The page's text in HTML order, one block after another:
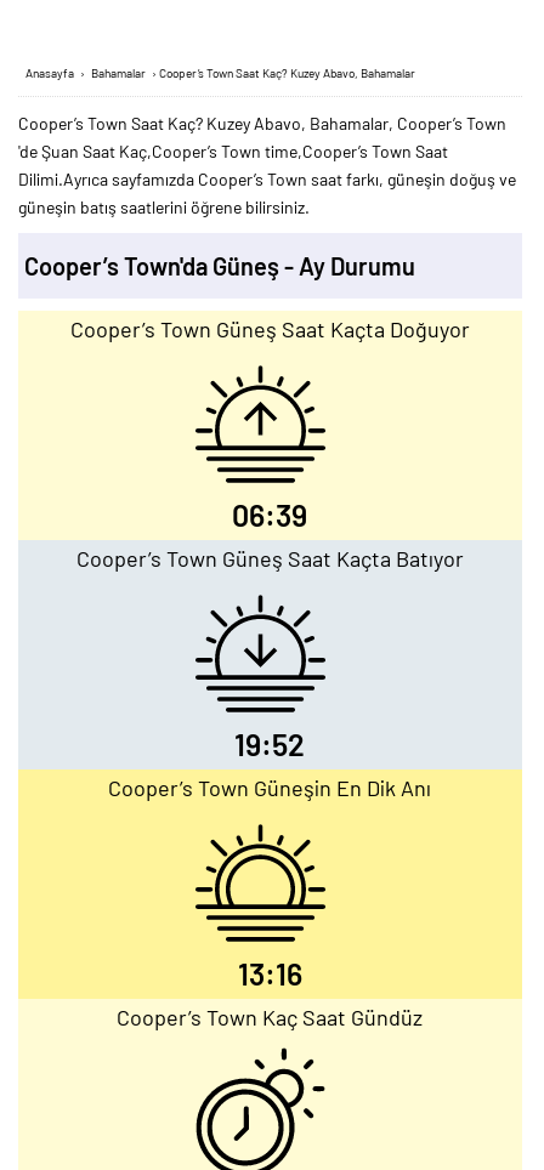
Anasayfa › Bahamalar › Cooper’s Town Saat Kaç? Kuzey Abavo, Bahamalar
Cooper’s Town Saat Kaç? Kuzey Abavo, Bahamalar, Cooper’s Town
'de Şuan Saat Kaç,Cooper’s Town time,Cooper’s Town Saat
Dilimi.Ayrıca sayfamızda Cooper’s Town saat farkı, güneşin doğuş ve
güneşin batış saatlerini öğrene bilirsiniz.
Cooper’s Town'da Güneş - Ay Durumu
Cooper’s Town Güneş Saat Kaçta Doğuyor
06:39
Cooper’s Town Güneş Saat Kaçta Batıyor
19:52
Cooper’s Town Güneşin En Dik Anı
13:16
Cooper’s Town Kaç Saat Gündüz